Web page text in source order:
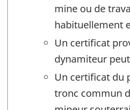
mine ou de
habituellement
Un certificat
dynamiteur
Un certificat du
tronc commun